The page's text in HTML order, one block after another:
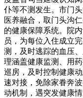
仆等不测发生。市门
医养融合，取门头沟
的健康保障系统。院
员，为每位入住成立
测，及时逃踪的血压
理涵盖健康监测、用
巡房，及时控制健康
速对接，免除家眷奔
动机制，遇突发健康